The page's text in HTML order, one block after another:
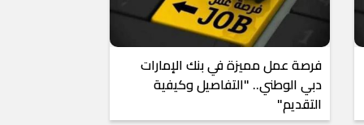
فرصة عمل مميزة في بنك الإمارات
دبي الوطني.. "التفاصيل وكيفية
التقديم"